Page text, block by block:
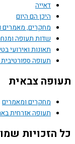
דאייה
היכן הם היום
מחקרים, מאמרים
שדות תעופה ומנחתים
תאונות ואירועי בטיחות
תעופה ספורטיבית קלה
צבאית
מחקרים ומאמרים
תעופה אזרחית בארץ